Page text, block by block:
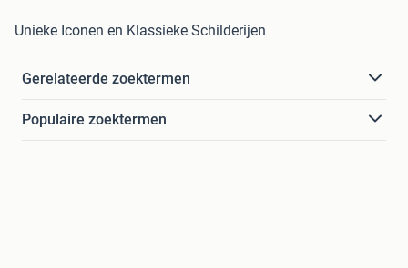
Unieke Iconen en Klassieke Schilderijen
Gerelateerde zoektermen
Populaire zoektermen